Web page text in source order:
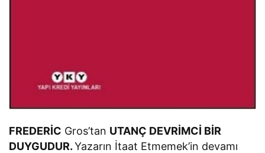
FREDERİC Gros’tan UTANÇ DEVRİMCİ BİR
DUYGUDUR.Yazarın İtaat Etmemek’in devamı